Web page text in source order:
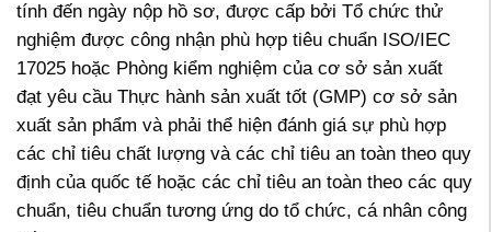
tính đến ngày nộp hồ sơ, được cấp bởi Tổ chức thử
nghiệm được công nhận phù hợp tiêu chuẩn ISO/IEC
17025 hoặc Phòng kiểm nghiệm của cơ sở sản xuất
đạt yêu cầu Thực hành sản xuất tốt (GMP) cơ sở sản
xuất sản phẩm và phải thể hiện đánh giá sự phù hợp
các chỉ tiêu chất lượng và các chỉ tiêu an toàn theo quy
định của quốc tế hoặc các chỉ tiêu an toàn theo các quy
chuẩn, tiêu chuẩn tương ứng do tổ chức, cá nhân công